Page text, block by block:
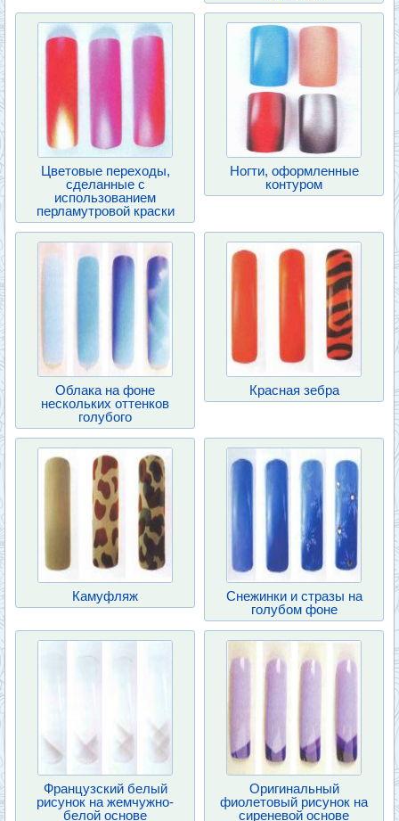
Цветовые переходы,
сделанные с
использованием
перламутровой краски
Ногти, оформленные
контуром
Облака на фоне
нескольких оттенков
голубого
Красная зебра
Камуфляж
Снежинки и стразы на
голубом фоне
Французский белый
рисунок на жемчужно-
белой основе
Оригинальный
фиолетовый рисунок на
сиреневой основе